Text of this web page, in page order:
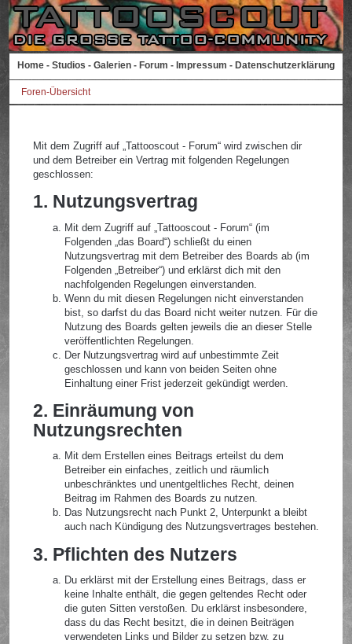
Home - Studios - Galerien - Forum - Impressum - Datenschutzerklärung
Foren-Übersicht
Mit dem Zugriff auf „Tattooscout - Forum“ wird zwischen dir
und dem Betreiber ein Vertrag mit folgenden Regelungen
geschlossen:
1. Nutzungsvertrag
Mit dem Zugriff auf „Tattooscout - Forum“ (im
Folgenden „das Board“) schließt du einen
Nutzungsvertrag mit dem Betreiber des Boards ab (im
Folgenden „Betreiber“) und erklärst dich mit den
nachfolgenden Regelungen einverstanden.
Wenn du mit diesen Regelungen nicht einverstanden
bist, so darfst du das Board nicht weiter nutzen. Für die
Nutzung des Boards gelten jeweils die an dieser Stelle
veröffentlichten Regelungen.
Der Nutzungsvertrag wird auf unbestimmte Zeit
geschlossen und kann von beiden Seiten ohne
Einhaltung einer Frist jederzeit gekündigt werden.
2. Einräumung von
Nutzungsrechten
Mit dem Erstellen eines Beitrags erteilst du dem
Betreiber ein einfaches, zeitlich und räumlich
unbeschränktes und unentgeltliches Recht, deinen
Beitrag im Rahmen des Boards zu nutzen.
Das Nutzungsrecht nach Punkt 2, Unterpunkt a bleibt
auch nach Kündigung des Nutzungsvertrages bestehen.
3. Pflichten des Nutzers
Du erklärst mit der Erstellung eines Beitrags, dass er
keine Inhalte enthält, die gegen geltendes Recht oder
die guten Sitten verstoßen. Du erklärst insbesondere,
dass du das Recht besitzt, die in deinen Beiträgen
verwendeten Links und Bilder zu setzen bzw. zu